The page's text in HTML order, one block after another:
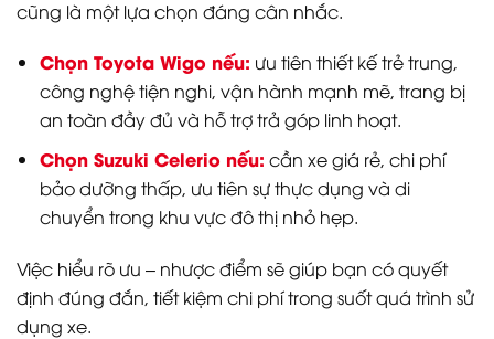
cũng là một lựa chọn đáng cân nhắc.
Chọn Toyota Wigo nếu: ưu tiên thiết kế trẻ trung,
công nghệ tiện nghi, vận hành mạnh mẽ, trang bị
an toàn đầy đủ và hỗ trợ trả góp linh hoạt.
Chọn Suzuki Celerio nếu: cần xe giá rẻ, chi phí
bảo dưỡng thấp, ưu tiên sự thực dụng và di
chuyển trong khu vực đô thị nhỏ hẹp.
Việc hiểu rõ ưu – nhược điểm sẽ giúp bạn có quyết
định đúng đắn, tiết kiệm chi phí trong suốt quá trình sử
dụng xe.